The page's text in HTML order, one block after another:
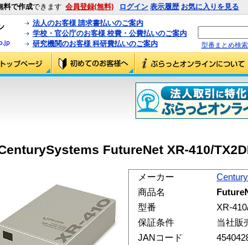
料で作成できます 会員登録(無料) ログイン 表示履歴 お気に入りを見る
法人のお客様 請求書払いのご案内
学校・官公庁のお客様 校費・公費払いのご案内
研究機関のお客様 科研費払いのご案内
型番まとめ検
FutureNet XR-410/
メーカー
商品名
型番
XR-
保証条件
当社販
JANコード